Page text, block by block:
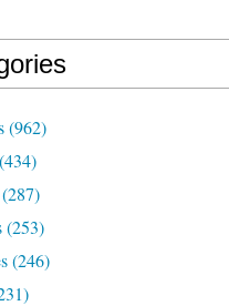
(962)
(253)
(246)